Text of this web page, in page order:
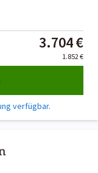
3.704 €
1.852 €
verfügbar.